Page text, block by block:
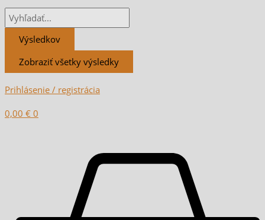
Výsledkov
Zobraziť všetky výsledky
Prihlásenie / registrácia
0,00 € 0